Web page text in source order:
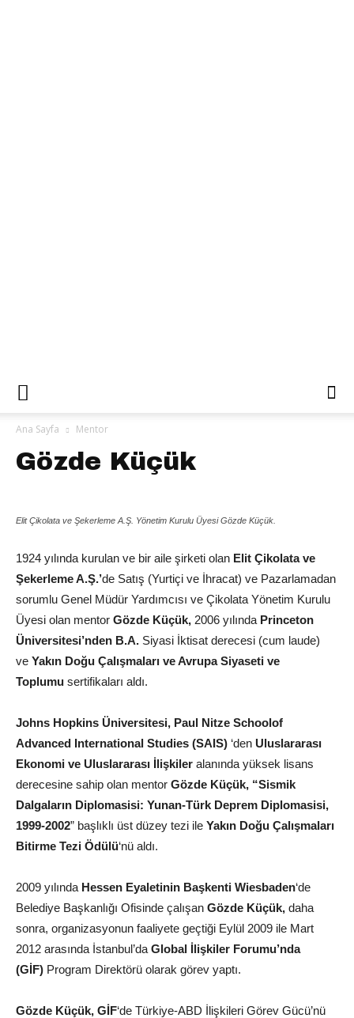
Ana Sayfa Mentor
Gözde Küçük
Elit Çikolata ve Şekerleme A.Ş. Yönetim Kurulu Üyesi Gözde Küçük.
1924 yılında kurulan ve bir aile şirketi olan Elit Çikolata ve
Şekerleme A.Ş.’de Satış (Yurtiçi ve İhracat) ve Pazarlamadan
sorumlu Genel Müdür Yardımcısı ve Çikolata Yönetim Kurulu
Üyesi olan mentor Gözde Küçük, 2006 yılında Princeton
Üniversitesi’nden B.A. Siyasi İktisat derecesi (cum laude)
ve Yakın Doğu Çalışmaları ve Avrupa Siyaseti ve
Toplumu sertifikaları aldı.
Johns Hopkins Üniversitesi, Paul Nitze Schoolof
Advanced International Studies (SAIS) ‘den Uluslararası
Ekonomi ve Uluslararası İlişkiler alanında yüksek lisans
derecesine sahip olan mentor Gözde Küçük, “Sismik
Dalgaların Diplomasisi: Yunan-Türk Deprem Diplomasisi,
1999-2002” başlıklı üst düzey tezi ile Yakın Doğu Çalışmaları
Bitirme Tezi Ödülü‘nü aldı.
2009 yılında Hessen Eyaletinin Başkenti Wiesbaden‘de
Belediye Başkanlığı Ofisinde çalışan Gözde Küçük, daha
sonra, organizasyonun faaliyete geçtiği Eylül 2009 ile Mart
2012 arasında İstanbul’da Global İlişkiler Forumu’nda
(GİF) Program Direktörü olarak görev yaptı.
Gözde Küçük, GİF‘de Türkiye-ABD İlişkileri Görev Gücü’nü